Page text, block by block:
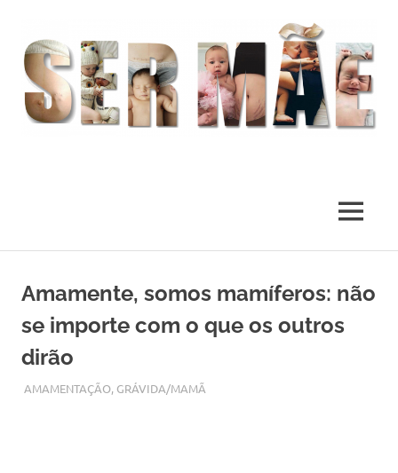
content
MENU
Amamente, somos mamíferos: não
se importe com o que os outros
dirão
OUTUBRO 13, 2018
ADMIN
AMAMENTAÇÃO, GRÁVIDA/MAMÃ